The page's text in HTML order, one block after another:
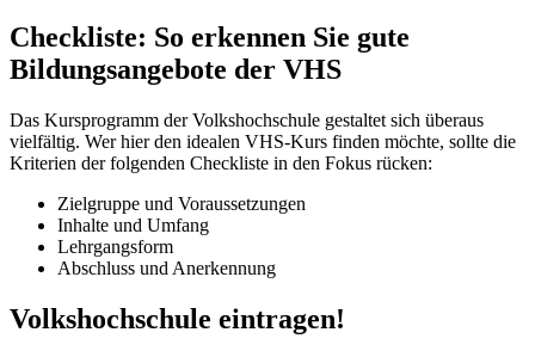
Checkliste: So erkennen Sie gute
Bildungsangebote der VHS
Das Kursprogramm der Volkshochschule gestaltet sich überaus
vielfältig. Wer hier den idealen VHS-Kurs finden möchte, sollte die
Kriterien der folgenden Checkliste in den Fokus rücken:
Zielgruppe und Voraussetzungen
Inhalte und Umfang
Lehrgangsform
Abschluss und Anerkennung
Volkshochschule eintragen!